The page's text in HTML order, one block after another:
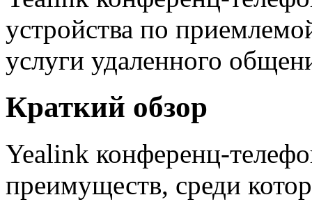
устройства по
услуги удаленного
Краткий обзор
Yealink конференц-
преимуществ, среди